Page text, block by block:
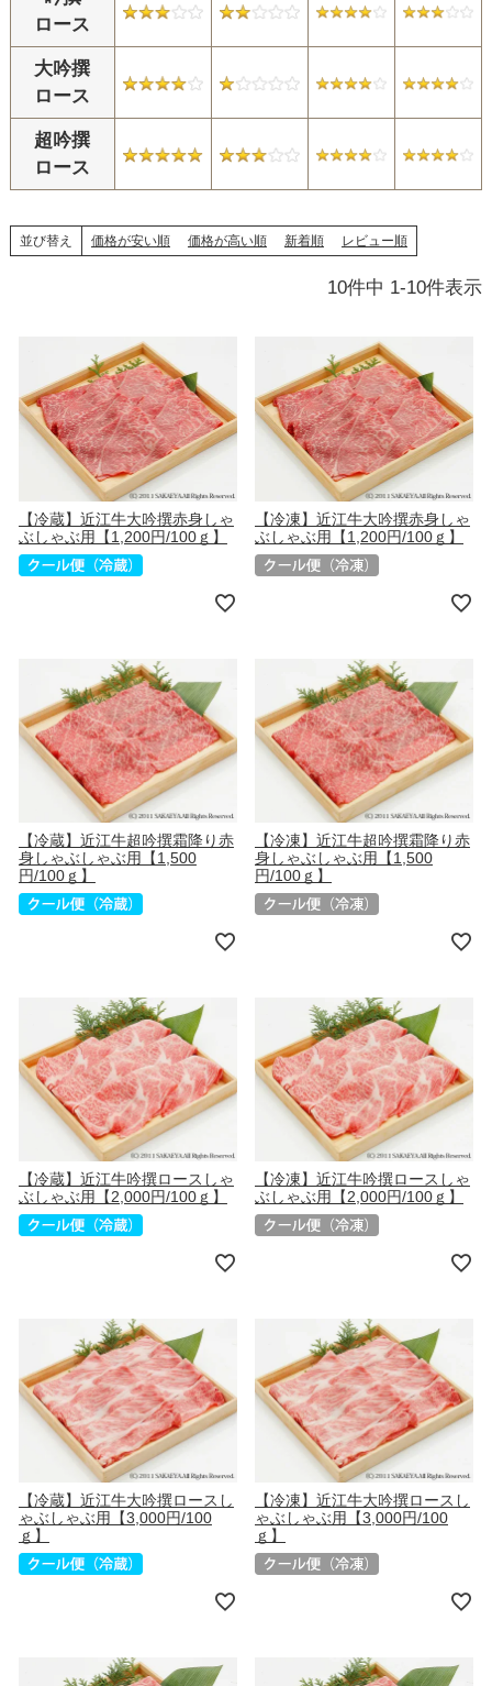
ロース
大吟撰
ロース
超吟撰
ロース
並び替え 価格が安い順 価格が高い順 新着順 レビュー順
10件中 1-10件表示
【冷蔵】近江牛大吟撰赤身しゃ
ぶしゃぶ用【1,200円/100ｇ】
【冷凍】近江牛大吟撰赤身しゃ
ぶしゃぶ用【1,200円/100ｇ】
【冷蔵】近江牛超吟撰霜降り赤
身しゃぶしゃぶ用【1,500
円/100ｇ】
【冷凍】近江牛超吟撰霜降り赤
身しゃぶしゃぶ用【1,500
円/100ｇ】
【冷蔵】近江牛吟撰ロースしゃ
ぶしゃぶ用【2,000円/100ｇ】
【冷凍】近江牛吟撰ロースしゃ
ぶしゃぶ用【2,000円/100ｇ】
【冷蔵】近江牛大吟撰ロースし
ゃぶしゃぶ用【3,000円/100
ｇ】
【冷凍】近江牛大吟撰ロースし
ゃぶしゃぶ用【3,000円/100
ｇ】